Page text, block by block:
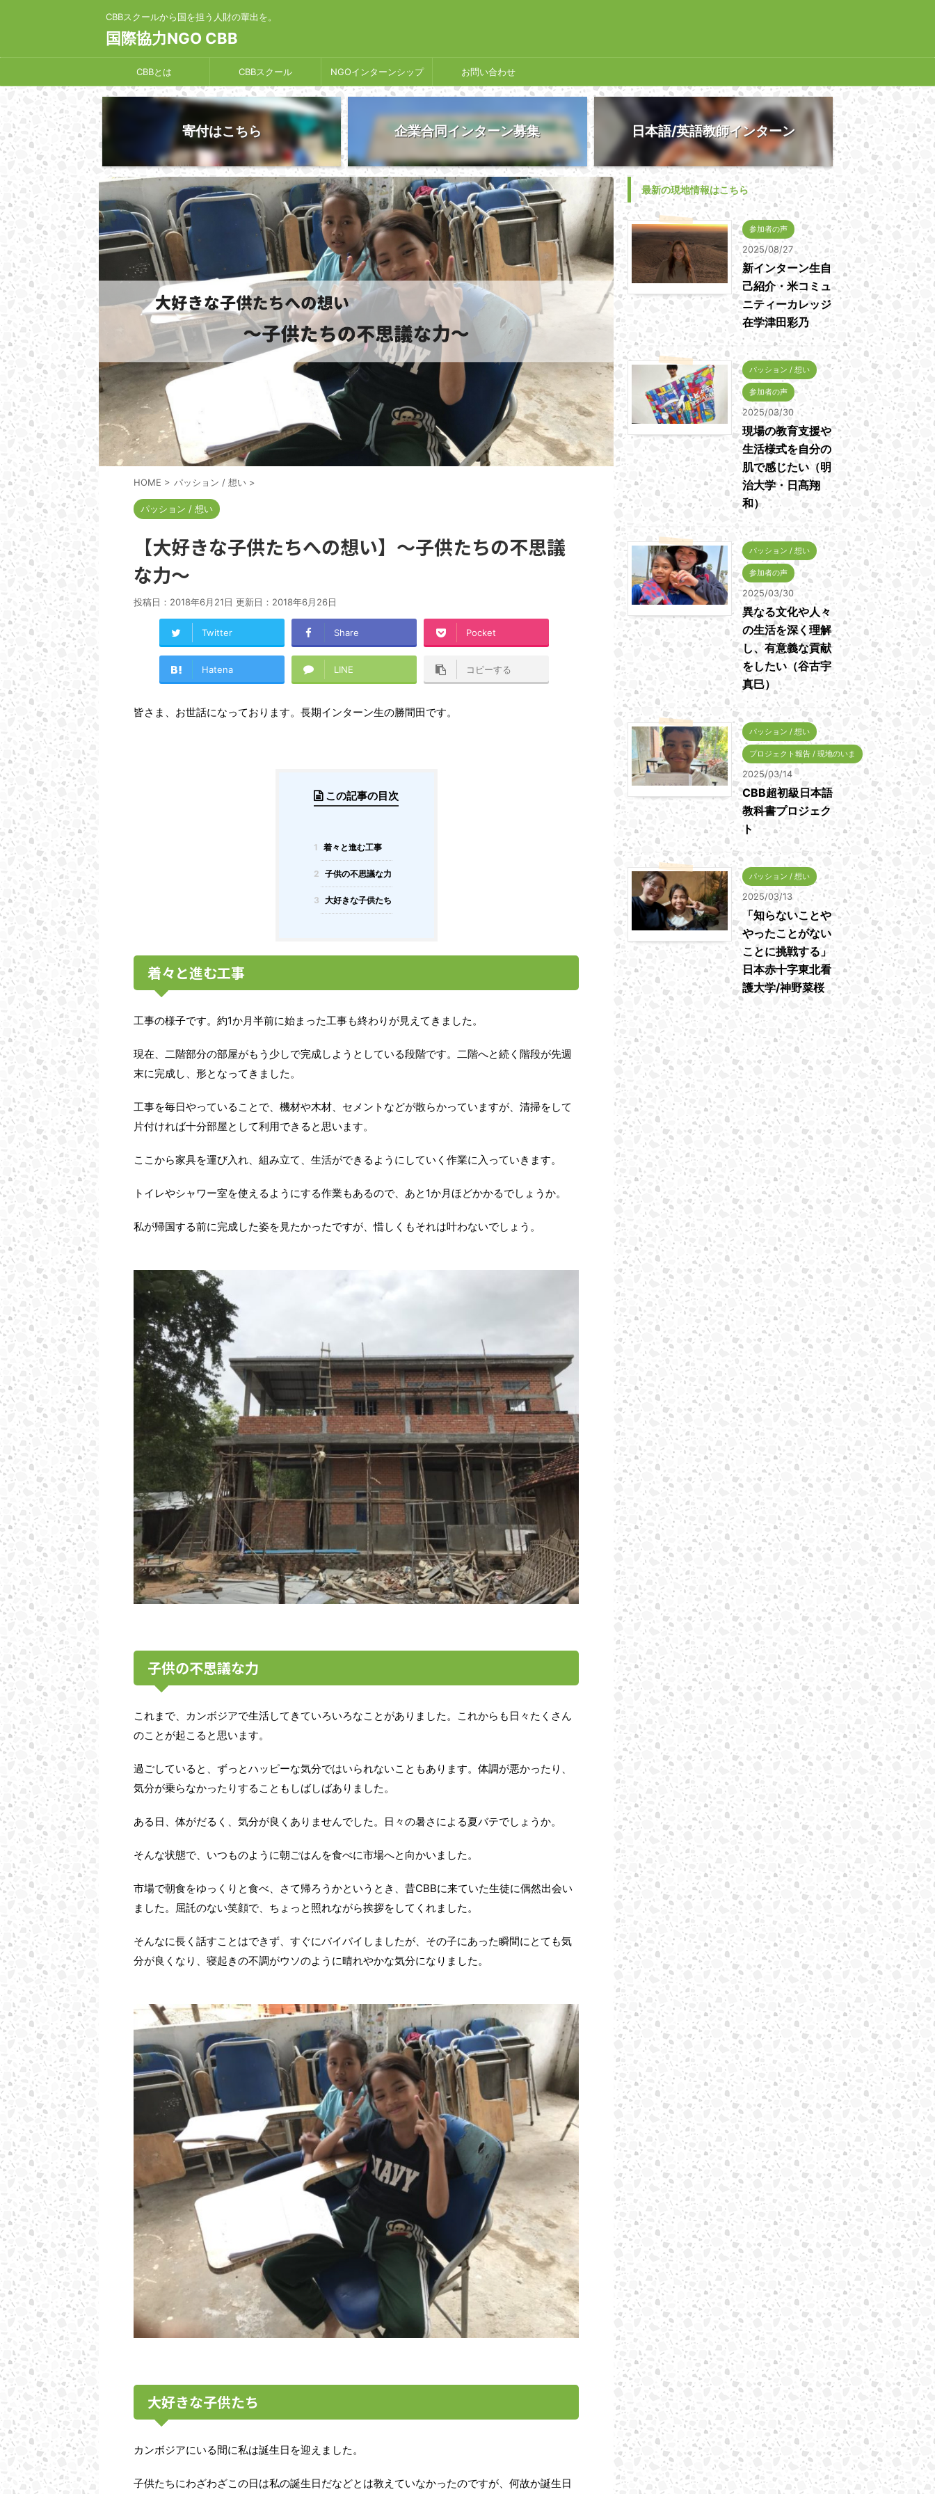
CBBスクールから国を担う人財の輩出を。
国際協力NGO CBB
CBBとは CBBスクール NGOインターンシップ お問い合わせ
寄付はこちら 企業合同インターン募集 日本語/英語教師インターン
HOME > パッション / 想い >
パッション / 想い
【大好きな子供たちへの想い】～子供たちの不思議
な力～
投稿日：2018年6月21日 更新日： 2018年6月26日
Twitter Share Pocket
Hatena LINE コピーする
皆さま、お世話になっております。長期インターン生の勝間田です。
この記事の目次
1 着々と進む工事
2 子供の不思議な力
3 大好きな子供たち
着々と進む工事
工事の様子です。約1か月半前に始まった工事も終わりが見えてきました。
現在、二階部分の部屋がもう少しで完成しようとしている段階です。二階へと続く階段が先週
末に完成し、形となってきました。
工事を毎日やっていることで、機材や木材、セメントなどが散らかっていますが、清掃をして
片付ければ十分部屋として利用できると思います。
ここから家具を運び入れ、組み立て、生活ができるようにしていく作業に入っていきます。
トイレやシャワー室を使えるようにする作業もあるので、あと 1か月ほどかかるでしょうか。
私が帰国する前に完成した姿を見たかったですが、惜しくもそれは叶わないでしょう。
子供の不思議な力
これまで、カンボジアで生活してきていろいろなことがありました。これからも日々たくさん
のことが起こると思います。
過 ごしていると、ずっとハッピーな気分ではいられないこともあります。体調が悪かったり、
気分が乗らなかったりすることもしばしばありました。
ある日、体がだるく、気分が良くありませんでした。日々の暑さによる夏バテでしょうか。
そんな状態で、いつものように朝ごはんを食べに市場へと向かいました。
市場で朝食をゆっくりと食べ、さて帰ろうかというとき、昔CBBに来ていた生徒に偶然出会い
ました。屈託のない笑顔で、ちょっと照れながら挨拶をしてくれました。
そんなに長く話すことはできず、すぐにバイバイしましたが、その子にあった瞬間にとても気
分が良くなり、寝起きの不調がウソのように晴れやかな気分になりました。
大好きな子供たち
カンボジアにいる間に私は誕生日を迎えました。
子供たちにわざわざこの日は私の誕生日だなどとは教えていなかったのですが、何故か誕生日
最新の現地情報はこちら
参加者の声
2025/08/27
新インターン生自
己紹介・米コミュ
ニティーカレッジ
在学津田彩乃
パッション / 想い
参加者の声
2025/03/30
現場の教育支援や
生活様式を自分の
肌で感じたい（明
治大学・日髙翔
和）
パッション / 想い
参加者の声
2025/03/30
異なる文化や人々
の生活を深く理解
し、有意義な貢献
をしたい（谷古宇
真巳）
パッション / 想い
プロジェクト報告 / 現地のいま
2025/03/14
CBB超初級日本語
教科書プロジェク
ト
パッション / 想い
2025/03/13
「知らないことや
やったことがない
ことに挑戦する」
日本赤十字東北看
護大学/神野菜桜